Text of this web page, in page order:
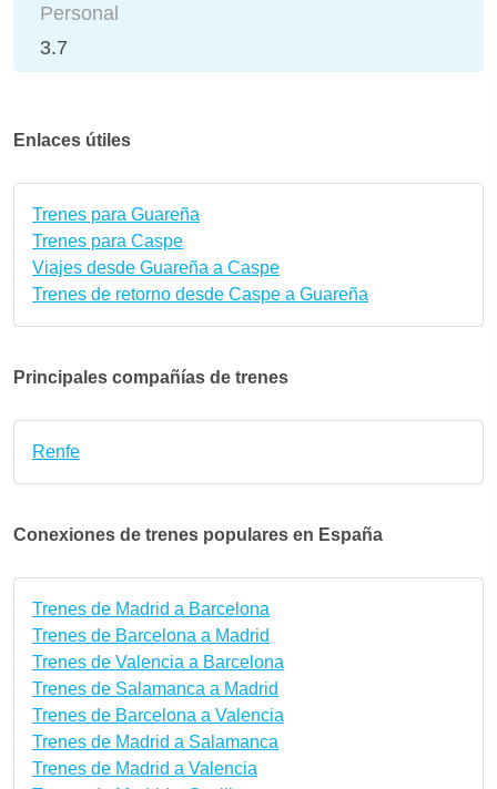
Personal
3.7
Enlaces útiles
Trenes para Guareña
Trenes para Caspe
Viajes desde Guareña a Caspe
Trenes de retorno desde Caspe a Guareña
Principales compañías de trenes
Renfe
Conexiones de trenes populares en España
Trenes de Madrid a Barcelona
Trenes de Barcelona a Madrid
Trenes de Valencia a Barcelona
Trenes de Salamanca a Madrid
Trenes de Barcelona a Valencia
Trenes de Madrid a Salamanca
Trenes de Madrid a Valencia